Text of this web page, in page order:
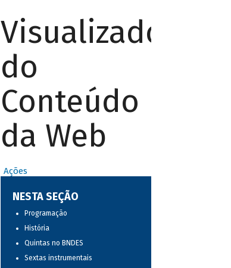
Visualizador
do
Conteúdo
da Web
Ações
NESTA SEÇÃO
Programação
História
Quintas no BNDES
Sextas instrumentais